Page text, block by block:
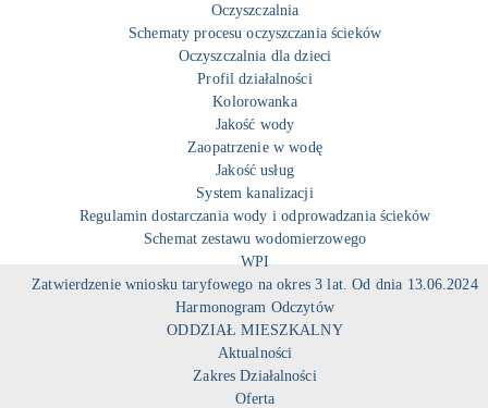
Oczyszczalnia
Schematy procesu oczyszczania ścieków
Oczyszczalnia dla dzieci
Profil działalności
Kolorowanka
Jakość wody
Zaopatrzenie w wodę
Jakość usług
System kanalizacji
Regulamin dostarczania wody i odprowadzania ścieków
Schemat zestawu wodomierzowego
WPI
Zatwierdzenie wniosku taryfowego na okres 3 lat. Od dnia 13.06.2024
Harmonogram Odczytów
ODDZIAŁ MIESZKALNY
Aktualności
Zakres Działalności
Oferta